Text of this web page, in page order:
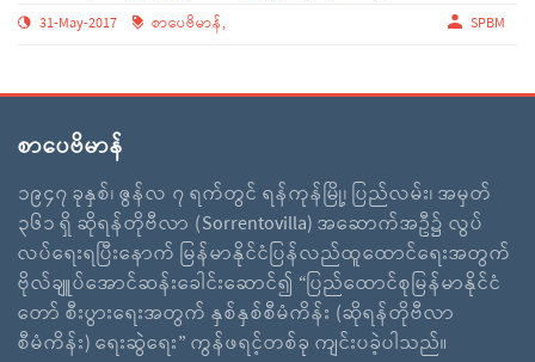
31-May-2017 စာပေဗိမာန်, SPBM
စာပေဗိမာန်
၁၉၄၇ ခုနှစ်၊ ဇွန်လ ၇ ရက်တွင် ရန်ကုန်မြို့၊ ပြည်လမ်း၊ အမှတ်
၃၆၁ ရှိ ဆိုရန်တိုဗီလာ (Sorrentovilla) အဆောက်အဦ၌ လွပ်
လပ်ရေးရပြီးနောက် မြန်မာနိုင်ငံပြန်လည်ထူထောင်ရေးအတွက်
ဗိုလ်ချူပ်အောင်ဆန်းခေါင်းဆောင်၍ “ပြည်ထောင်စုမြန်မာနိုင်ငံ
တော် စီးပွားရေးအတွက် နှစ်နှစ်စီမံကိန်း (ဆိုရန်တိုဗီလာ
စီမံကိန်း) ရေးဆွဲရေး” ကွန်ဖရင့်တစ်ခု ကျင်းပခဲ့ပါသည်။